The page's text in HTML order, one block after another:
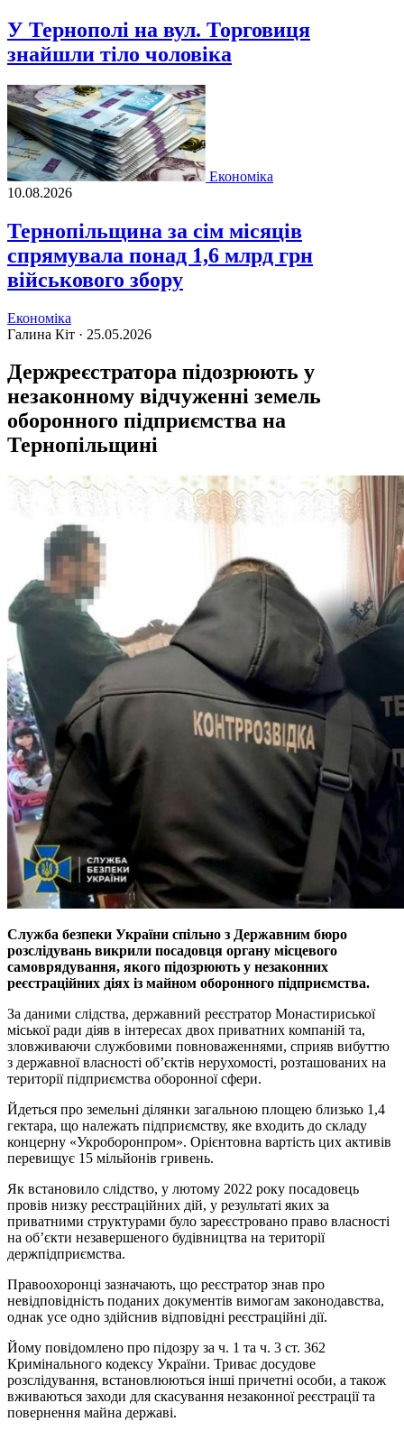
У Тернополі на вул. Торговиця
знайшли тіло чоловіка
Економіка
10.08.2026
Тернопільщина за сім місяців
спрямувала понад 1,6 млрд грн
військового збору
Економіка
Галина Кіт · 25.05.2026
Держреєстратора підозрюють у
незаконному відчуженні земель
оборонного підприємства на
Тернопільщині
Служба безпеки України спільно з Державним бюро
розслідувань викрили посадовця органу місцевого
самоврядування, якого підозрюють у незаконних
реєстраційних діях із майном оборонного підприємства.
За даними слідства, державний реєстратор Монастириської
міської ради діяв в інтересах двох приватних компаній та,
зловживаючи службовими повноваженнями, сприяв вибуттю
з державної власності об’єктів нерухомості, розташованих на
території підприємства оборонної сфери.
Йдеться про земельні ділянки загальною площею близько 1,4
гектара, що належать підприємству, яке входить до складу
концерну «Укроборонпром». Орієнтовна вартість цих активів
перевищує 15 мільйонів гривень.
Як встановило слідство, у лютому 2022 року посадовець
провів низку реєстраційних дій, у результаті яких за
приватними структурами було зареєстровано право власності
на об’єкти незавершеного будівництва на території
держпідприємства.
Правоохоронці зазначають, що реєстратор знав про
невідповідність поданих документів вимогам законодавства,
однак усе одно здійснив відповідні реєстраційні дії.
Йому повідомлено про підозру за ч. 1 та ч. 3 ст. 362
Кримінального кодексу України. Триває досудове
розслідування, встановлюються інші причетні особи, а також
вживаються заходи для скасування незаконної реєстрації та
повернення майна державі.